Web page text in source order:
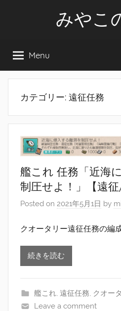
みやこ
Menu
カテゴリー: 遠征任務
艦これ 任務「近海
制圧せよ！」【遠征/
Posted on 2021年5月1日 by
クオータリー遠征任務の編
続きを読む
艦これ, 遠征任務 クオー
Leave a comment